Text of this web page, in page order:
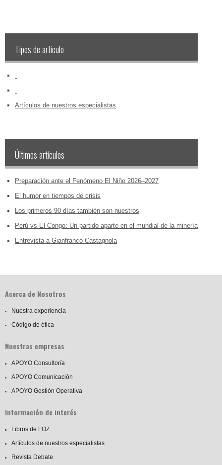
Tipos de artículo
Artículos de nuestros especialistas
Últimos artículos
Preparación ante el Fenómeno El Niño 2026–2027
El humor en tiempos de crisis
Los primeros 90 días también son nuestros
Perú vs El Congo: Un partido aparte en el mundial de la minería
Entrevista a Gianfranco Castagnola
Acerca de Nosotros
Nuestra experiencia
Código de ética
Nuestras empresas
APOYO Consultoría
APOYO Comunicación
APOYO Gestión Operativa
Información de interés
Libros de FOZ
Artículos de nuestros especialistas
Revista Debate